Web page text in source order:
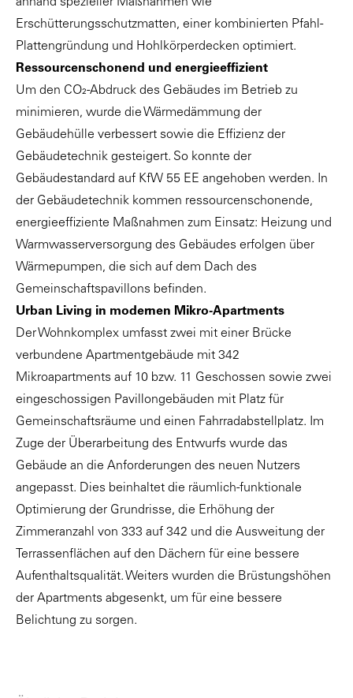
Erschütterungsschutzmatten, einer kombinierten Pfahl-
Plattengründung und Hohlkörperdecken optimiert.
Ressourcenschonend und energieeffizient
Um den CO₂-Abdruck des Gebäudes im Betrieb zu
minimieren, wurde die Wärmedämmung der
Gebäudehülle verbessert sowie die Effizienz der
Gebäudetechnik gesteigert. So konnte der
Gebäudestandard auf KfW 55 EE angehoben werden. In
der Gebäudetechnik kommen ressourcenschonende,
energieeffiziente Maßnahmen zum Einsatz: Heizung und
Warmwasserversorgung des Gebäudes erfolgen über
Wärmepumpen, die sich auf dem Dach des
Gemeinschaftspavillons befinden.
Urban Living in modernen Mikro-Apartments
Der Wohnkomplex umfasst zwei mit einer Brücke
verbundene Apartmentgebäude mit 342
Mikroapartments auf 10 bzw. 11 Geschossen sowie zwei
eingeschossigen Pavillongebäuden mit Platz für
Gemeinschaftsräume und einen Fahrradabstellplatz. Im
Zuge der Überarbeitung des Entwurfs wurde das
Gebäude an die Anforderungen des neuen Nutzers
angepasst. Dies beinhaltet die räumlich-funktionale
Optimierung der Grundrisse, die Erhöhung der
Zimmeranzahl von 333 auf 342 und die Ausweitung der
Terrassenflächen auf den Dächern für eine bessere
Aufenthaltsqualität. Weiters wurden die Brüstungshöhen
der Apartments abgesenkt, um für eine bessere
Belichtung zu sorgen.